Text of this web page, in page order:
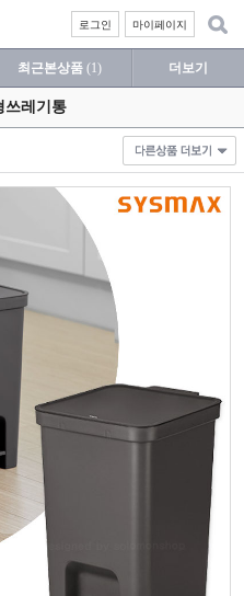
마이페이지
로그인
최근본상품 (1) 더보기
쓰레기통